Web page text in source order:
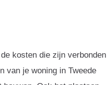
kosten die zijn verbonden
van je woning in Tweede